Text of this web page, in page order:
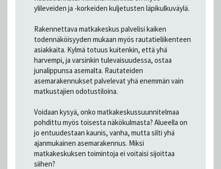
ylileveiden ja -korkeiden kuljetusten läpikulkuväylä.
Rakennettava matkakeskus palvelisi kaiken
todennäköisyyden mukaan myös rautatieliikenteen
asiakkaita. Kylmä totuus kuitenkin, että yhä
harvempi, ja varsinkin tulevaisuudessa, ostaa
junalippunsa asemalta. Rautateiden
asemarakennukset palvelevat yhä enemmän vain
matkustajien odotustiloina.
Voidaan kysyä, onko matkakeskussuunnitelmaa
pohdittu myös toisesta näkökulmasta? Alueella on
jo entuudestaan kaunis, vanha, mutta silti yhä
ajanmukainen asemarakennus. Miksi
matkakeskuksen toimintoja ei voitaisi sijoittaa
siihen?